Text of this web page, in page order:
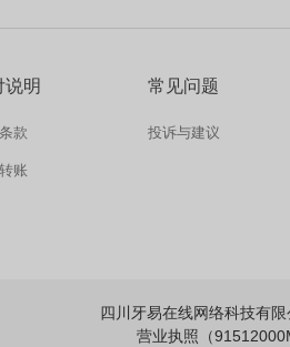
说明
款
账
常见问题
投诉与建议
四川牙易在线网络科技有
营业执照（